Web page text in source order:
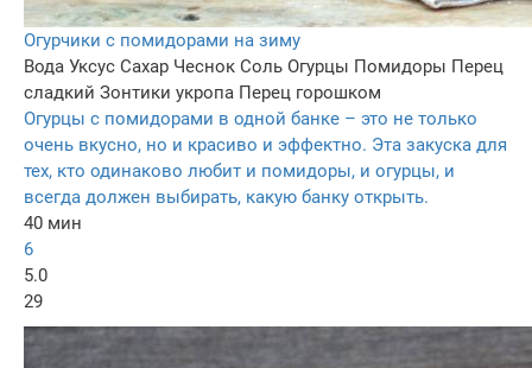
Огурчики с помидорами на зиму
Вода Уксус Сахар Чеснок Соль Огурцы Помидоры Перец
сладкий Зонтики укропа Перец горошком
Огурцы с помидорами в одной банке – это не только
очень вкусно, но и красиво и эффектно. Эта закуска для
тех, кто одинаково любит и помидоры, и огурцы, и
всегда должен выбирать, какую банку открыть.
40 мин
6
5.0
29